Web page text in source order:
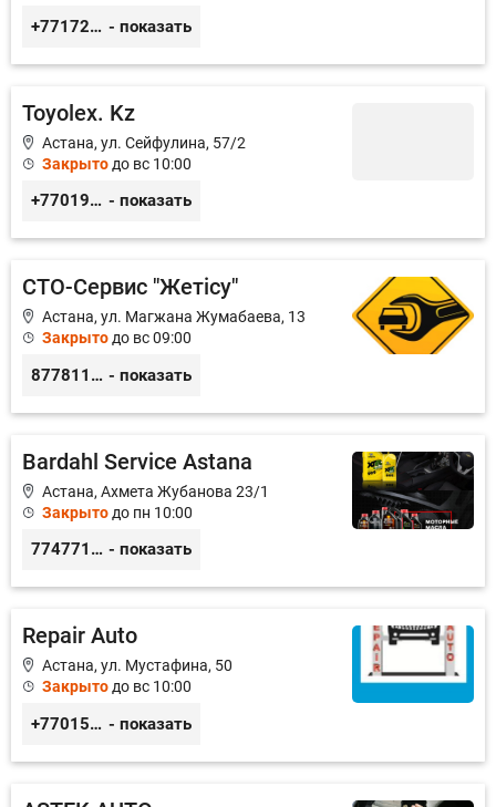
+77172541601 - показать
Toyolex. Kz
Астана, ул. Сейфулина, 57/2
Закрыто до вс 10:00
+77019605032 - показать
СТО-Сервис "Жетiсу"
Астана, ул. Магжана Жумабаева, 13
Закрытодо вс 09:00
87781117885 - показать
Bardahl Service Astana
Астана, Ахмета Жубанова 23/1
Закрыто до пн 10:00
77477104703 - показать
Repair Auto
Астана, ул. Мустафина, 50
Закрытодо вс 10:00
+77015375738 - показать